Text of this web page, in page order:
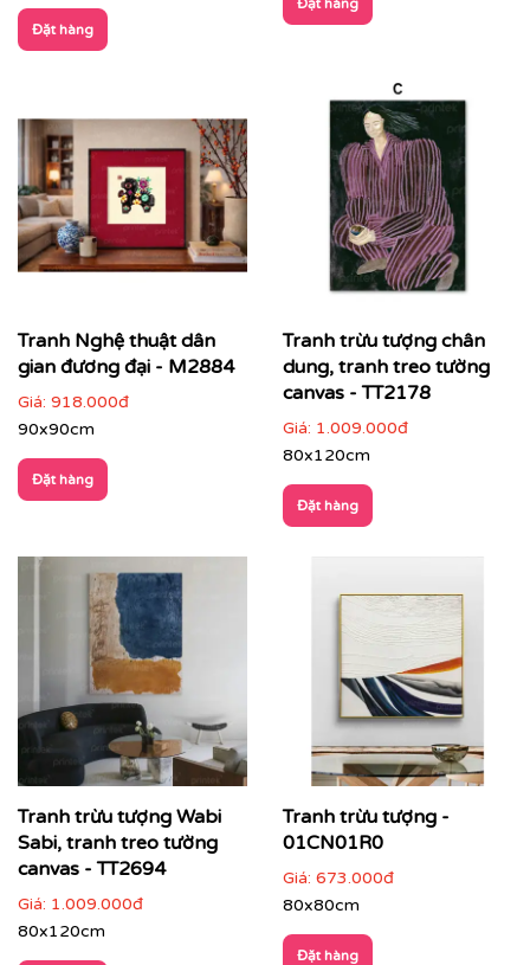
👉 Gợi ý phối hợp:
Chọn tranh có tông màu liên kết với nội thất (sofa,
thảm, ánh sáng)
Treo tranh khổ lớn hoặc bộ tranh để tạo ấn tượng
mạnh
Không gian nên tối giản để tranh trở thành tâm
CHẤT LIỆU & CHẤT LƯỢNG TRANH PRINTEK
Tại Printek, mỗi bức tranh Indochine được sản xuất với
tiêu chuẩn cao:
Đặt hàng
Đặt hàng
Tranh Nghệ thuật dân
gian đương đại - M2884
Giá: 918.000đ
90x90cm
Đặt hàng
Tranh trừu tượng chân
dung, tranh treo tường
canvas - TT2178
Giá: 1.009.000đ
80x120cm
Đặt hàng
Tranh trừu tượng Wabi
Sabi, tranh treo tường
canvas - TT2694
Giá: 1.009.000đ
80x120cm
Tranh trừu tượng -
01CN01R0
Giá: 673.000đ
80x80cm
Đặt hàng